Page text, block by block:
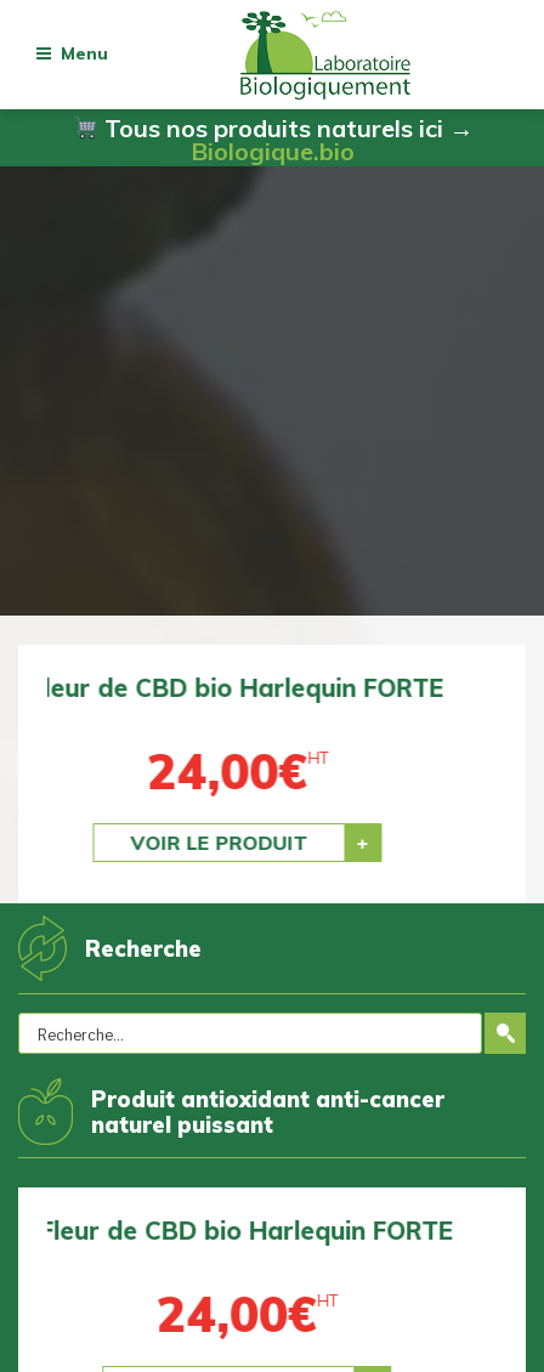
Tous nos produits naturels ici →
Biologique.bio
Menu
Fleur de CBD bio BZ1 DOUCE
24,00€
VOIR LE PRODUIT
Recherche
Produit antioxidant anti-cancer
naturel puissant
Fleur de CBD bio BZ1 DOUCE
24,00€